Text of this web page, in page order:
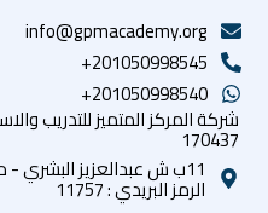
info@gpmacademy.org
201050998545+
201050998540+
شركة المركز المتميز للتدريب
170437
11ب ش عبدالعزيز
الرمز البريدي : 11757